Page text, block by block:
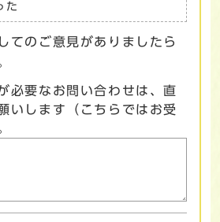
た
てのご意見がありましたら
必要なお問い合わせは、直
いします（こちらではお受